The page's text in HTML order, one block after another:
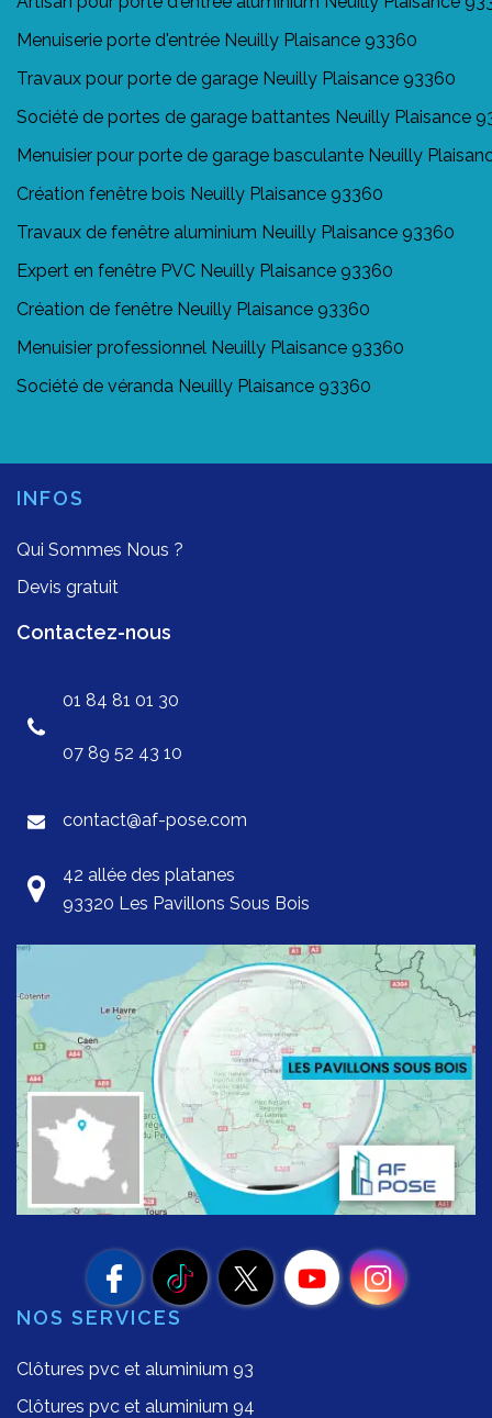
Menuiserie porte d'entrée Neuilly Plaisance 93360
Travaux pour porte de garage Neuilly Plaisance 93360
Société de portes de garage battantes Neuilly Plaisance
Menuisier pour porte de garage basculante Neuilly
Création fenêtre bois Neuilly Plaisance 93360
Travaux de fenêtre aluminium Neuilly Plaisance 93360
Expert en fenêtre PVC Neuilly Plaisance 93360
Création de fenêtre Neuilly Plaisance 93360
Menuisier professionnel Neuilly Plaisance 93360
Société de véranda Neuilly Plaisance 93360
INFOS
Qui Sommes Nous ?
Devis gratuit
Contactez-nous
01 84 81 01 30
07 89 52 43 10
contact@af-pose.com
42 allée des platanes
93320 Les Pavillons Sous Bois
NOS SERVICES
Clôtures pvc et aluminium 93
Clôtures pvc et aluminium 94